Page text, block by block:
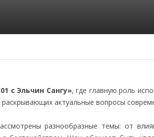
с Эльчин Сангу», где главную роль
актуальные вопросы
разнообразные темы: от